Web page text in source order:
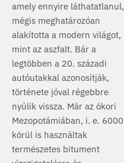
amely ennyire láthatatlanul,
mégis meghatározóan
alakította a modern világot,
mint az aszfalt. Bár a
legtöbben a 20. századi
autóutakkal azonosítják,
története jóval régebbre
nyúlik vissza. Már az ókori
Mezopotámiában, i. e. 6000
körül is használtak
természetes bitument